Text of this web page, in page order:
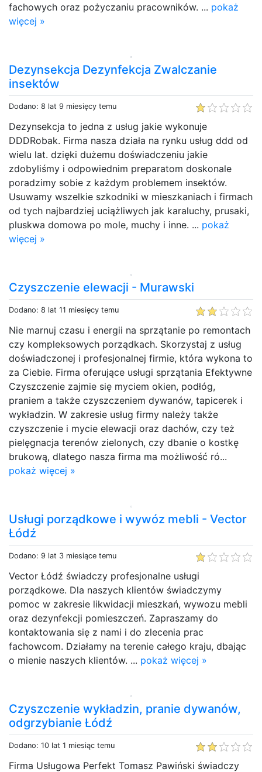
fachowych oraz pożyczaniu pracowników. ... pokaż
więcej »
Dezynsekcja Dezynfekcja Zwalczanie
insektów
Dodano: 8 lat 9 miesięcy temu
Dezynsekcja to jedna z usług jakie wykonuje
DDDRobak. Firma nasza działa na rynku usług ddd od
wielu lat. dzięki dużemu doświadczeniu jakie
zdobyliśmy i odpowiednim preparatom doskonale
poradzimy sobie z każdym problemem insektów.
Usuwamy wszelkie szkodniki w mieszkaniach i firmach
od tych najbardziej uciążliwych jak karaluchy, prusaki,
pluskwa domowa po mole, muchy i inne. ... pokaż
więcej »
Czyszczenie elewacji - Murawski
Dodano: 8 lat 11 miesięcy temu
Nie marnuj czasu i energii na sprzątanie po remontach
czy kompleksowych porządkach. Skorzystaj z usług
doświadczonej i profesjonalnej firmie, która wykona to
za Ciebie. Firma oferujące usługi sprzątania Efektywne
Czyszczenie zajmie się myciem okien, podłóg,
praniem a także czyszczeniem dywanów, tapicerek i
wykładzin. W zakresie usług firmy należy także
czyszczenie i mycie elewacji oraz dachów, czy też
pielęgnacja terenów zielonych, czy dbanie o kostkę
brukową, dlatego nasza firma ma możliwość ró...
pokaż więcej »
Usługi porządkowe i wywóz mebli - Vector
Łódź
Dodano: 9 lat 3 miesiące temu
Vector Łódź świadczy profesjonalne usługi
porządkowe. Dla naszych klientów świadczymy
pomoc w zakresie likwidacji mieszkań, wywozu mebli
oraz dezynfekcji pomieszczeń. Zapraszamy do
kontaktowania się z nami i do zlecenia prac
fachowcom. Działamy na terenie całego kraju, dbając
o mienie naszych klientów. ... pokaż więcej »
Czyszczenie wykładzin, pranie dywanów,
odgrzybianie Łódź
Dodano: 10 lat 1 miesiąc temu
Firma Usługowa Perfekt Tomasz Pawiński świadczy